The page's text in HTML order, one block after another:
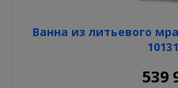
Ванна из литьевого
539